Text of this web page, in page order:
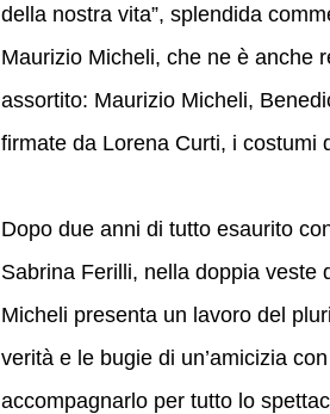
della nostra vita”, splendida
Maurizio Micheli, che ne è anche
assortito: Maurizio Micheli,
firmate da Lorena Curti, i costumi
Dopo due anni di tutto esaurito
Sabrina Ferilli, nella doppia veste
Micheli presenta un lavoro del
verità e le bugie di un’amicizia
accompagnarlo per tutto lo